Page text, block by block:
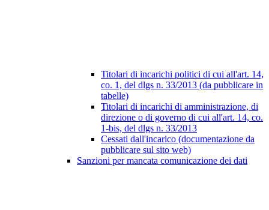
Titolari di incarichi politici di cui all'art. 14,
co. 1, del dlgs n. 33/2013 (da pubblicare in
tabelle)
Titolari di incarichi di amministrazione, di
direzione o di governo di cui all'art. 14, co.
1-bis, del dlgs n. 33/2013
Cessati dall'incarico (documentazione da
pubblicare sul sito web)
Sanzioni per mancata comunicazione dei dati